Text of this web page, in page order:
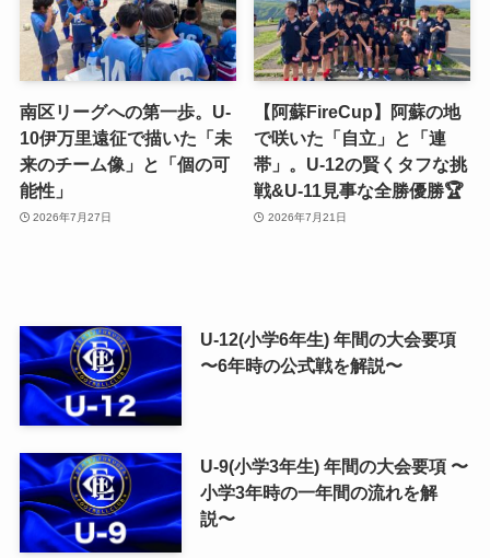
南区リーグへの第一歩。U-
10伊万里遠征で描いた「未
来のチーム像」と「個の可
能性」
2026年7月27日
【阿蘇FireCup】阿蘇の地
で咲いた「自立」と「連
帯」。U-12の賢くタフな挑
戦&U-11見事な全勝優勝🏆
2026年7月21日
U-12(小学6年生) 年間の大会要項
〜6年時の公式戦を解説〜
U-9(小学3年生) 年間の大会要項 〜
小学3年時の一年間の流れを解
説〜